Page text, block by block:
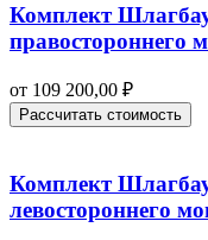
Комплект
правостороннего
от 109 200,00 ₽
Рассчитать стоимость
Комплект
левостороннего